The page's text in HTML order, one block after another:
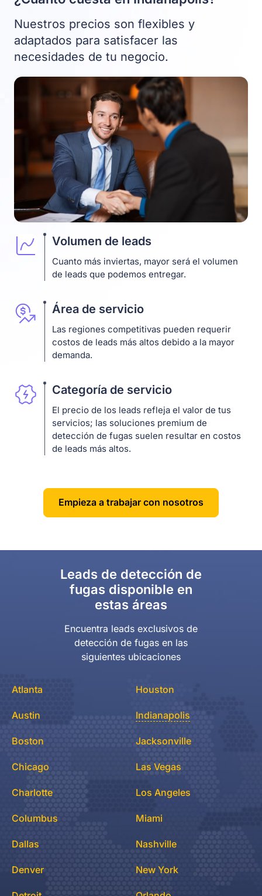
Nuestros precios son flexibles y
adaptados para satisfacer las
necesidades de tu negocio.
Volumen de leads
Cuanto más inviertas, mayor será el volumen
de leads que podemos entregar.
Área de servicio
Las regiones competitivas pueden requerir
costos de leads más altos debido a la mayor
demanda.
Categoría de servicio
El precio de los leads refleja el valor de tus
servicios; las soluciones premium de
detección de fugas suelen resultar en costos
de leads más altos.
Empieza a trabajar con nosotros
Leads de detección de
fugas disponible en
estas áreas
Encuentra leads exclusivos de
detección de fugas en las
siguientes ubicaciones
Atlanta
Austin
Boston
Chicago
Charlotte
Columbus
Dallas
Denver
Houston
Indianapolis
Jacksonville
Las Vegas
Los Angeles
Miami
Nashville
New York